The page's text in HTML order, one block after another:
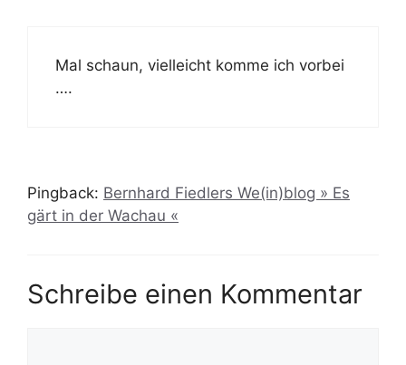
Mal schaun, vielleicht komme ich vorbei
….
Pingback: Bernhard Fiedlers We(in)blog » Es
gärt in der Wachau «
Schreibe einen Kommentar